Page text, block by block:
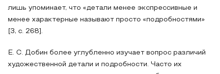
лишь упоминает, что «детали менее экспрессивные и
менее характерные называют просто «подробностями»
[3, c. 268].
Е. С. Добин более углубленно изучает вопрос различий
художественной детали и подробности. Часто их